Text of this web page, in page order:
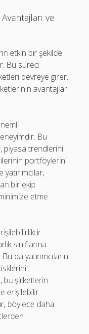
ve
etkin bir şekilde
Bu süreci
devreye girer.
avantajları
Bu
piyasa trendlerini
portföylerini
bir ekip
etme
sınıflarına
da yatırımcıların
bu şirketlerin
erişilebilir
böylece daha